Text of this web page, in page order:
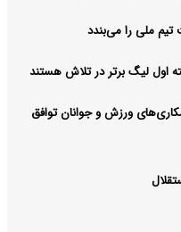
تیم ملی را می‌بندد
اول لیگ برتر در تلاش هستند
ورزش و جوانان توافق